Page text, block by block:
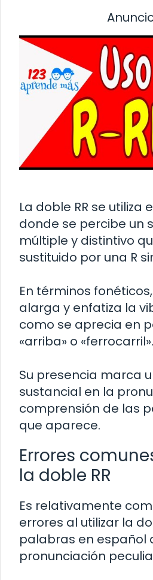
La doble RR se utiliza
donde se percibe un
múltiple y distintivo
sustituido por una R
En términos
alarga y enfatiza la
como se aprecia en
«arriba» o «ferrocarril».
Su presencia marca
sustancial en la
comprensión de las
que aparece.
Errores
la doble RR
Es relativamente
errores al utilizar la
palabras en español
pronunciación